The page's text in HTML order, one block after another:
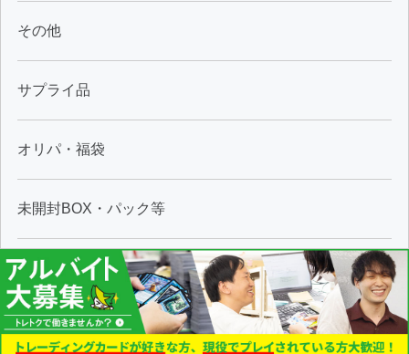
その他
サプライ品
オリパ・福袋
未開封BOX・パック等